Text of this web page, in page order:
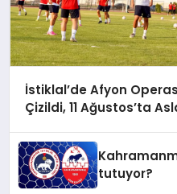
İstiklal’de Afyon
Çizildi, 11 Ağustos’ta
tutuyor?